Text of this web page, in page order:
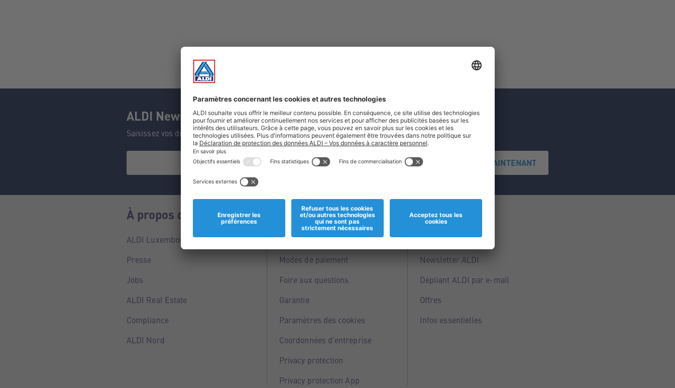
ALDI Newsletter
Saisissez vos données et ne manquez aucune de nos offres.
S'INSCRIRE MAINTENANT
À propos de nous
ALDI Luxembourg
Presse
Jobs
ALDI Real Estate
Compliance
ALDI Nord
Informations
Magasins
Modes de paiement
Foire aux questions
Garantie
Paramètres des cookies
Coordonnées d'entreprise
Privacy protection
Privacy protection App
Service
Points ALDI
Newsletter ALDI
Dépliant ALDI par e-mail
Offres
Infos essentielles